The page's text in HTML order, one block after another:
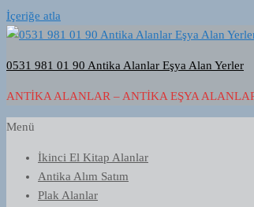
İçeriğe atla
0531 981 01 90 Antika Alanlar Eşya Alan Yerler
ANTIKA ALANLAR – ANTIKA EŞYA
Menü
İkinci El Kitap Alanlar
Antika Alım Satım
Plak Alanlar